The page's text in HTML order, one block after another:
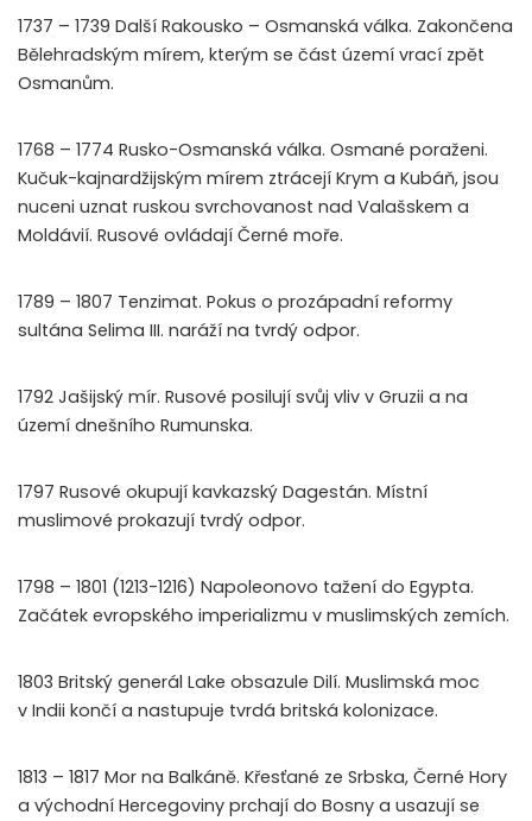
1737 – 1739 Další Rakousko – Osmanská válka. Zakončena
Bělehradským mírem, kterým se část území vrací zpět
Osmanům.
1768 – 1774 Rusko-Osmanská válka. Osmané poraženi.
Kučuk-kajnardžijským mírem ztrácejí Krym a Kubáň, jsou
nuceni uznat ruskou svrchovanost nad Valašskem a
Moldávií. Rusové ovládají Černé moře.
1789 – 1807 Tenzimat. Pokus o prozápadní reformy
sultána Selima III. naráží na tvrdý odpor.
1792 Jašijský mír. Rusové posilují svůj vliv v Gruzii a na
území dnešního Rumunska.
1797 Rusové okupují kavkazský Dagestán. Místní
muslimové prokazují tvrdý odpor.
1798 – 1801 (1213-1216) Napoleonovo tažení do Egypta.
Začátek evropského imperializmu v muslimských zemích.
1803 Britský generál Lake obsazule Dilí. Muslimská moc
v Indii končí a nastupuje tvrdá britská kolonizace.
1813 – 1817 Mor na Balkáně. Křesťané ze Srbska, Černé Hory
a východní Hercegoviny prchají do Bosny a usazují se